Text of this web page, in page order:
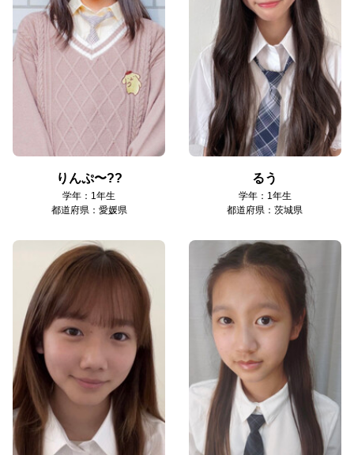
りんぷ〜??
学年：1年生
都道府県：愛媛県
るう
学年：1年生
都道府県：茨城県